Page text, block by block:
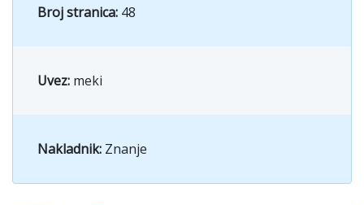
Broj stranica: 48
Uvez: meki
Nakladnik: Znanje